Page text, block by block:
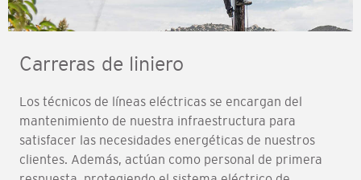
Carreras de liniero
Los técnicos de líneas eléctricas se encargan del
mantenimiento de nuestra infraestructura para
satisfacer las necesidades energéticas de nuestros
clientes. Además, actúan como personal de primera